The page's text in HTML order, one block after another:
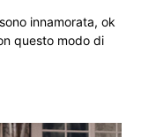
innamorata, ok
questo modo di